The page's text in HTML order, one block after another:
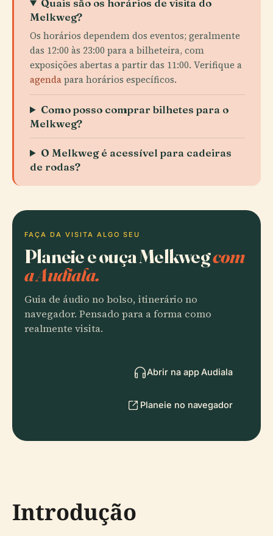
Quais são os horários de visita do
Melkweg?
Os horários dependem dos eventos; geralmente
das 12:00 às 23:00 para a bilheteira, com
exposições abertas a partir das 11:00. Verifique a
agendapara horários específicos.
Como posso comprar bilhetes para o
Melkweg?
O Melkweg é acessível para cadeiras
de rodas?
FAÇA DA VISITA ALGO SEU
Planeie e ouça Melkwegcom
a Audiala.
Guia de áudio no bolso, itinerário no
navegador. Pensado para a forma como
realmente visita.
Abrir na app Audiala
Planeie no navegador
Introdução